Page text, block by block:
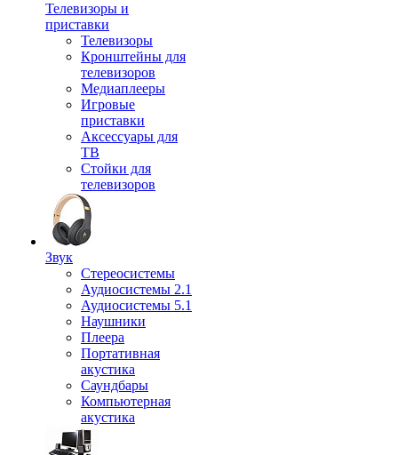
Телевизоры и
приставки
Телевизоры
Кронштейны для
телевизоров
Медиаплееры
Игровые
приставки
Аксессуары для
ТВ
Стойки для
телевизоров
Звук
Стереосистемы
Аудиосистемы 2.1
Аудиосистемы 5.1
Наушники
Плеера
Портативная
акустика
Саундбары
Компьютерная
акустика